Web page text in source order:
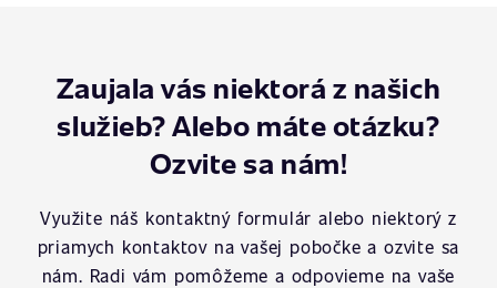
Zaujala vás niektorá z našich
služieb? Alebo máte otázku?
Ozvite sa nám!
Využite náš kontaktný formulár alebo niektorý z
priamych kontaktov na vašej pobočke a ozvite sa
nám. Radi vám pomôžeme a odpovieme na vaše